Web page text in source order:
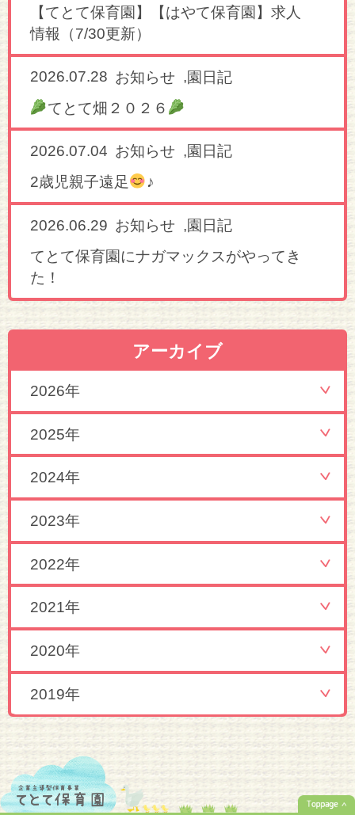
【てとて保育園】【はやて保育園】求人
情報（7/30更新）
2026.07.28 お知らせ ,園日記
てとて畑２０２６
2026.07.04 お知らせ ,園日記
2歳児親子遠足
♪
2026.06.29 お知らせ ,園日記
てとて保育園にナガマックスがやってき
た！
アーカイブ
2026年
2025年
2024年
2023年
2022年
2021年
2020年
2019年